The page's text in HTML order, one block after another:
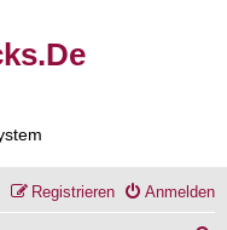
Anmelden
Registrieren